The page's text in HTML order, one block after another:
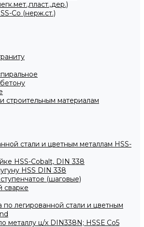
Co (нерж.ст.)
строительным материалам
стали и цветным металлам HSS-
HSS-Cobalt, DIN 338
HSS DIN 338
(шаговые)
сварке
легированной стали и цветным
металлу ц/х DIN338N; HSSЕ Со5